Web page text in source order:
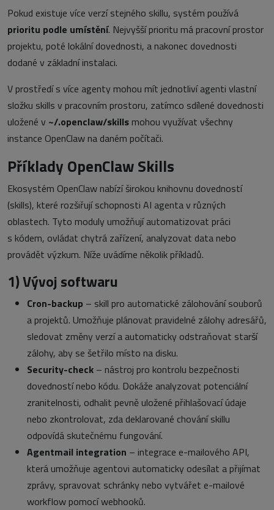
Pokud existuje více verzí stejného skillu, systém používá
prioritu podle umístění. Nejvyšší prioritu má pracovní prostor
projektu, poté lokální dovednosti, a nakonec dovednosti
dodané v základní instalaci.
V prostředí s více agenty mohou mít jednotliví agenti vlastní
složku skills v pracovním prostoru, zatímco sdílené dovednosti
uložené v ~/.openclaw/skills mohou využívat všechny
instance OpenClaw na daném počítači.
Příklady OpenClaw Skills
Ekosystém OpenClaw nabízí širokou knihovnu dovedností
(skills), které rozšiřují schopnosti AI agenta v různých
oblastech. Tyto moduly umožňují automatizovat práci
s kódem, ovládat chytrá zařízení, analyzovat data nebo
provádět výzkum. Níže uvádíme několik příkladů.
1) Vývoj softwaru
Cron-backup – skill pro automatické zálohování souborů
a projektů. Umožňuje plánovat pravidelné zálohy adresářů,
sledovat změny verzí a automaticky odstraňovat starší
zálohy, aby se šetřilo místo na disku.
Security-check – nástroj pro kontrolu bezpečnosti
dovedností nebo kódu. Dokáže analyzovat potenciální
zranitelnosti, odhalit pevně uložené přihlašovací údaje
nebo zkontrolovat, zda deklarované chování skillu
odpovídá skutečnému fungování.
Agentmail integration – integrace e-mailového API,
která umožňuje agentovi automaticky odesílat a přijímat
zprávy, spravovat schránky nebo vytvářet e-mailové
workflow pomocí webhooků.